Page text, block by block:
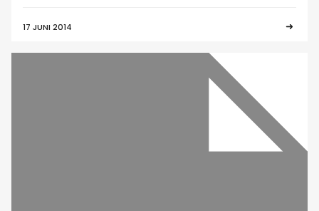
17 JUNI 2014